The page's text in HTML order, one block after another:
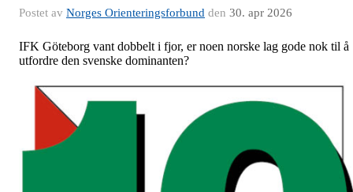
Postet av Norges Orienteringsforbund den 30. apr 2026
IFK Göteborg vant dobbelt i fjor, er noen norske lag gode nok til å
utfordre den svenske dominanten?